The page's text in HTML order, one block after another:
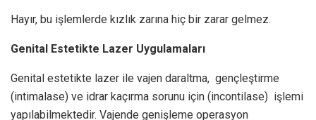
Hayır, bu işlemlerde kızlık zarına hiç bir zarar gelmez.
Genital Estetikte Lazer Uygulamaları
Genital estetikte lazer ile vajen daraltma, gençleştirme
(intimalase) ve idrar kaçırma sorunu için (incontilase) işlemi
yapılabilmektedir. Vajende genişleme operasyon